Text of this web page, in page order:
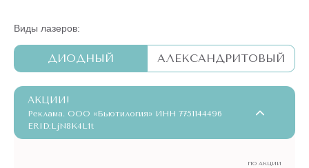
Виды лазеров:
ДИОДНЫЙ АЛЕКСАНДРИТОВЫЙ
АКЦИИ!
Реклама. ООО «Бьютилогия» ИНН 7751144496
ERID:LjN8K4L1t
ПО АКЦИИ